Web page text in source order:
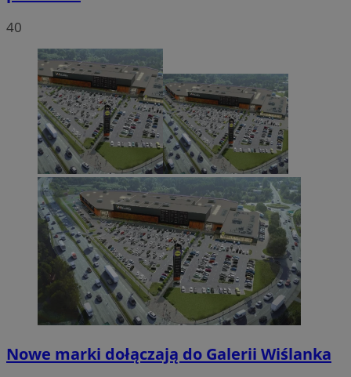
40
Nowe marki dołączają do Galerii Wiślanka